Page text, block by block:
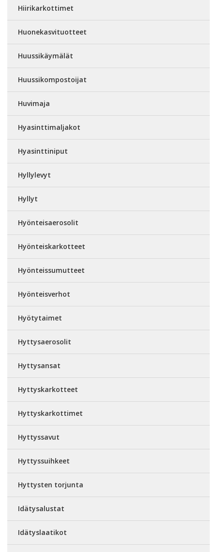
Hiirikarkottimet
Huonekasvituotteet
Huussikäymälät
Huussikompostoijat
Huvimaja
Hyasinttimaljakot
Hyasinttiniput
Hyllylevyt
Hyllyt
Hyönteisaerosolit
Hyönteiskarkotteet
Hyönteissumutteet
Hyönteisverhot
Hyötytaimet
Hyttysaerosolit
Hyttysansat
Hyttyskarkotteet
Hyttyskarkottimet
Hyttyssavut
Hyttyssuihkeet
Hyttysten torjunta
Idätysalustat
Idätyslaatikot